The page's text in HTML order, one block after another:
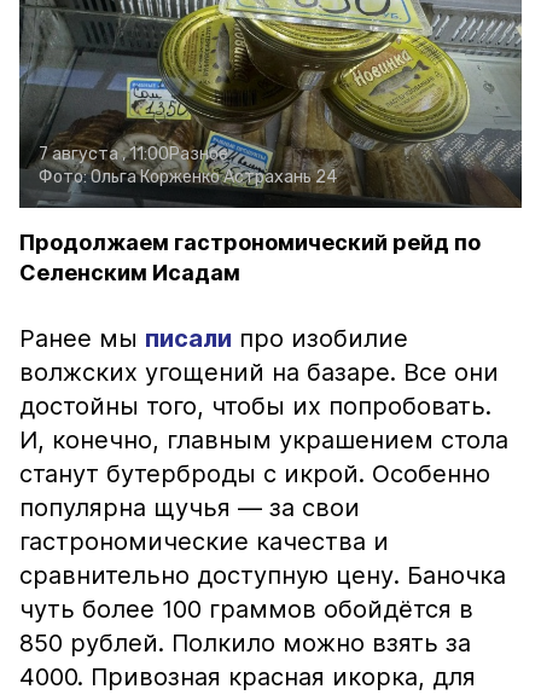
7 августа , 11:00Разное
Фото:Ольга КорженкоАстрахань 24
Продолжаем гастрономический рейд по
Селенским Исадам
Ранее мы писали про изобилие
волжских угощений на базаре. Все они
достойны того, чтобы их попробовать.
И, конечно, главным украшением стола
станут бутерброды с икрой. Особенно
популярна щучья — за свои
гастрономические качества и
сравнительно доступную цену. Баночка
чуть более 100 граммов обойдётся в
850 рублей. Полкило можно взять за
4000. Привозная красная икорка, для